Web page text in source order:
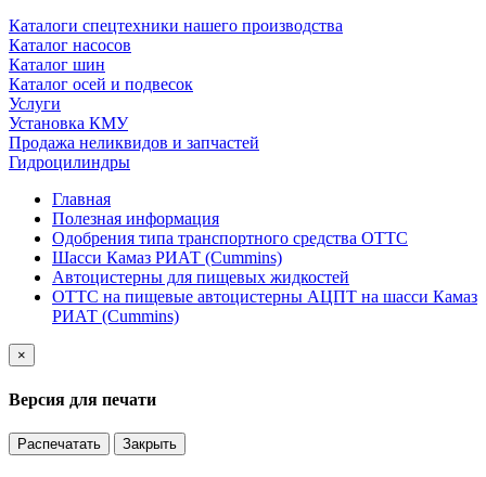
Каталоги спецтехники нашего производства
Каталог насосов
Каталог шин
Каталог осей и подвесок
Услуги
Установка КМУ
Продажа неликвидов и запчастей
Гидроцилиндры
Главная
Полезная информация
Одобрения типа транспортного средства ОТТС
Шасси Камаз РИАТ (Cummins)
Автоцистерны для пищевых жидкостей
ОТТС на пищевые автоцистерны АЦПТ на шасси Камаз
РИАТ (Cummins)
×
Версия для печати
Распечатать Закрыть